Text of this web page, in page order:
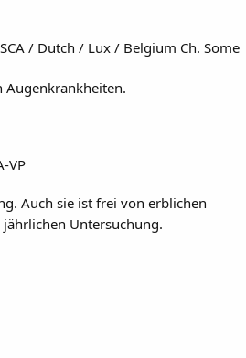
/ Dutch / Lux / Belgium Ch. Some
Augenkrankheiten.
VP
Auch sie ist frei von erblichen
Untersuchung.